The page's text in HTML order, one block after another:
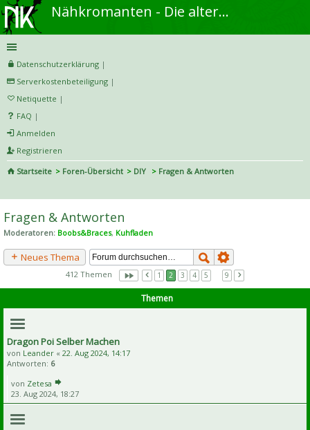
Nähkromanten - Die alternative Näh- und DIY-Community
Datenschutzerklärung |
Serverkostenbeteiligung |
Netiquette |
FAQ |
Anmelden
Registrieren
Startseite
Foren-Übersicht DIY
Fragen & Antworten
he
Fragen & Antworten
Moderatoren: Boobs&Braces, Kuhfladen
Neues Thema
412 Themen 1 2 3 4 5 9
Themen
Dragon Poi Selber Machen
von Leander « 22. Aug 2024, 14:17
Antworten: 6
von Zetesa
23. Aug 2024, 18:27